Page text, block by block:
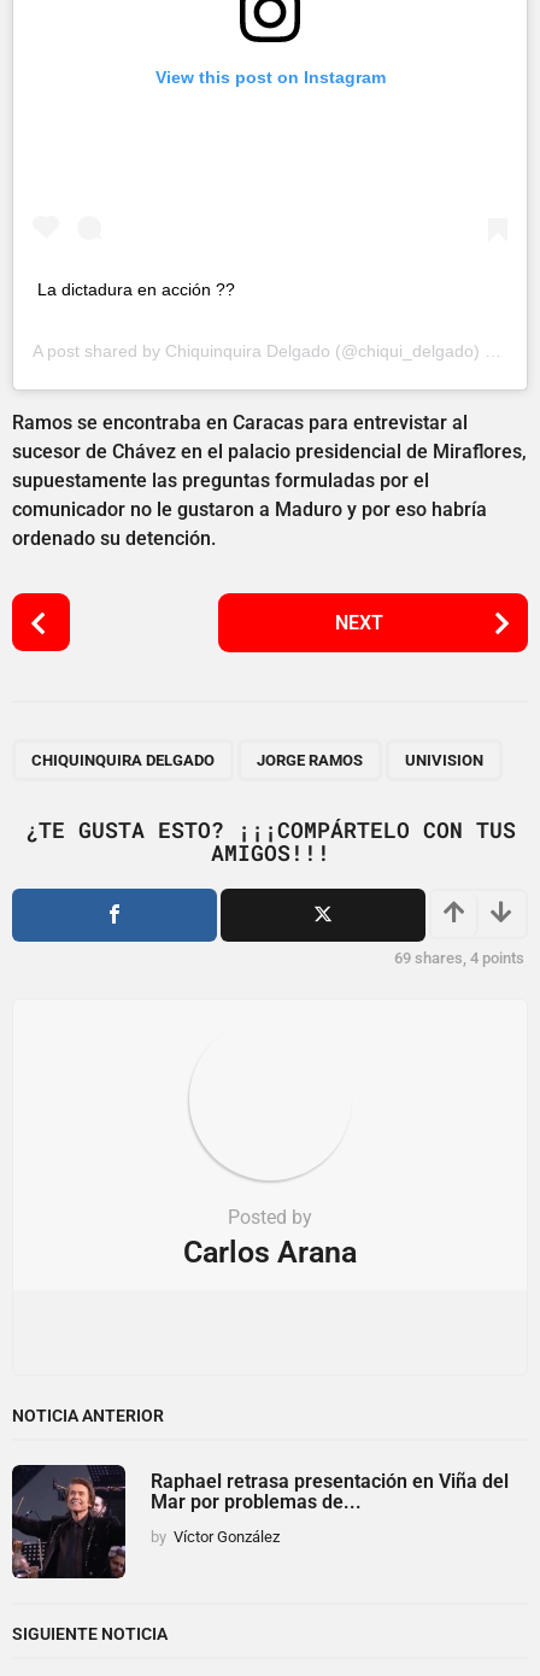
View this post on Instagram
La dictadura en acción ??
A post shared by Chiquinquira Delgado (@chiqui_delgado) on
Ramos se encontraba en Caracas para entrevistar al
sucesor de Chávez en el palacio presidencial de Miraflores,
supuestamente las preguntas formuladas por el
comunicador no le gustaron a Maduro y por eso habría
ordenado su detención.
P
o
a
i
NEXT
CHIQUINQUIRA DELGADO JORGE RAMOS UNIVISION
¿TE GUSTA ESTO? ¡¡¡COMPÁRTELO CON TUS
AMIGOS!!!
69 shares, 4 points
Posted by
Carlos Arana
NOTICIA ANTERIOR
Raphael retrasa presentación en Viña del
Mar por problemas de...
by Víctor González
SIGUIENTE NOTICIA